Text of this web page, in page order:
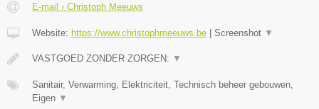
E-mail › Christoph Meeuws
Website: https://www.christophmeeuws.be Screenshot ▼
VASTGOED ZONDER ZORGEN: ▼
Sanitair, Verwarming, Elektriciteit, Technisch beheer gebouwen,
Eigen ▼